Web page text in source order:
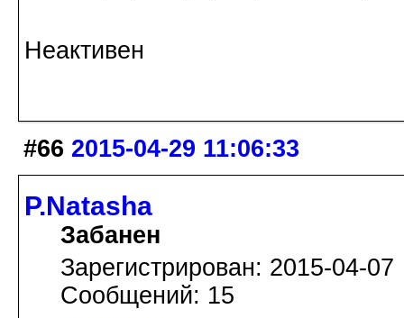
Неактивен
#66 2015-04-29 11:06:33
P.Natasha
Забанен
Зарегистрирован: 2015-04-07
Сообщений: 15